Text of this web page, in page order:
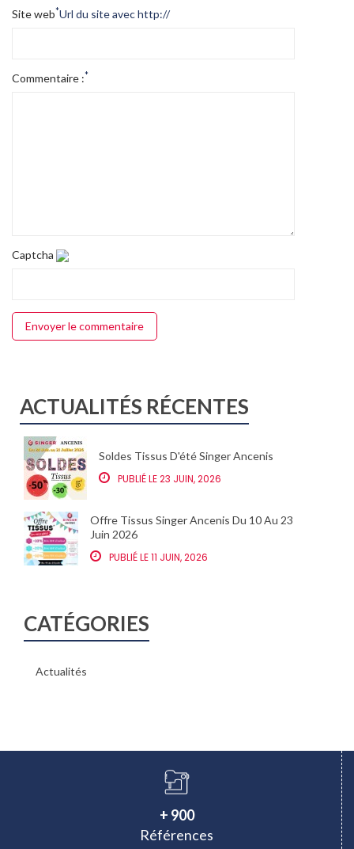
ACTUALITÉS RÉCENTES
Soldes Tissus D'été Singer Ancenis
PUBLIÉ LE 23 JUIN, 2026
Offre Tissus Singer Ancenis Du 10 Au 23
Juin 2026
PUBLIÉ LE 11 JUIN, 2026
CATÉGORIES
Actualités
Site web*Url du site avec http://
Commentaire :*
Captcha
+ 900
Références